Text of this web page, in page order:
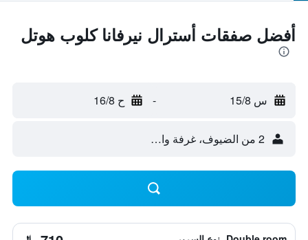
أفضل صفقات أسترال نيرفانا كلوب هوتل
س 15/8 - ح 16/8
2 من الضيوف، غرفة واحدة